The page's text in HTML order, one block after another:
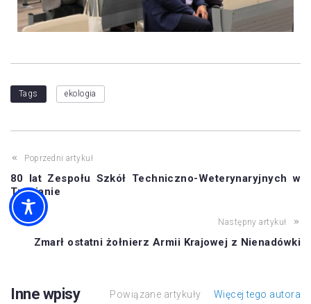
Tags ekologia
Poprzedni artykuł
80 lat Zespołu Szkół Techniczno-Weterynaryjnych w
Trzcianie
Następny artykuł
Zmarł ostatni żołnierz Armii Krajowej z Nienadówki
Inne wpisy Powiązane artykuły Więcej tego autora